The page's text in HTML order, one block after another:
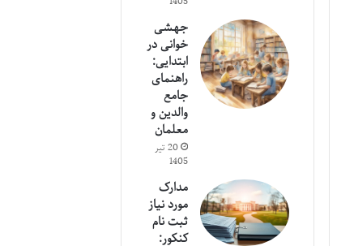
جهشی
خوانی در
ابتدایی:
راهنمای
جامع
والدین و
معلمان
20 تیر
1405
مدارک
مورد نیاز
ثبت نام
کنکور: